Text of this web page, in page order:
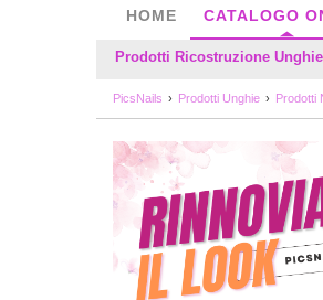
HOME CATALOGO
Prodotti Ricostruzione Unghie
PicsNails Prodotti Unghie Prodotti